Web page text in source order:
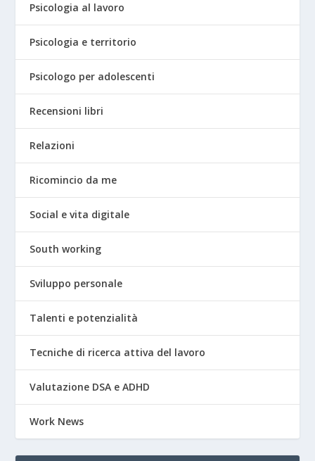
Psicologia al lavoro
Psicologia e territorio
Psicologo per adolescenti
Recensioni libri
Relazioni
Ricomincio da me
Social e vita digitale
South working
Sviluppo personale
Talenti e potenzialità
Tecniche di ricerca attiva del lavoro
Valutazione DSA e ADHD
Work News